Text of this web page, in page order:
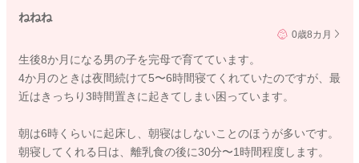
ねねね
0歳8カ月
生後8か月になる男の子を完母で育てています。
4か月のときは夜間続けて5〜6時間寝てくれていたのですが、最
近はきっちり3時間置きに起きてしまい困っています。
朝は6時くらいに起床し、朝寝はしないことのほうが多いです。
朝寝してくれる日は、離乳食の後に30分〜1時間程度します。